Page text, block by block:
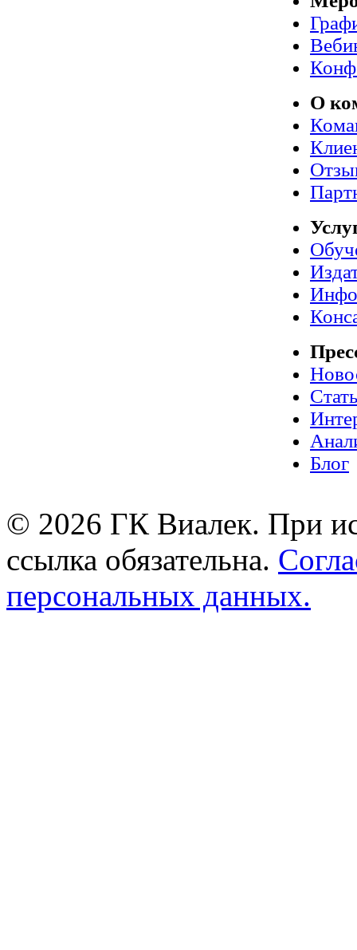
О
Блог
© 2026 ГК Виалек. При
ссылка обязательна.
персональных данных.